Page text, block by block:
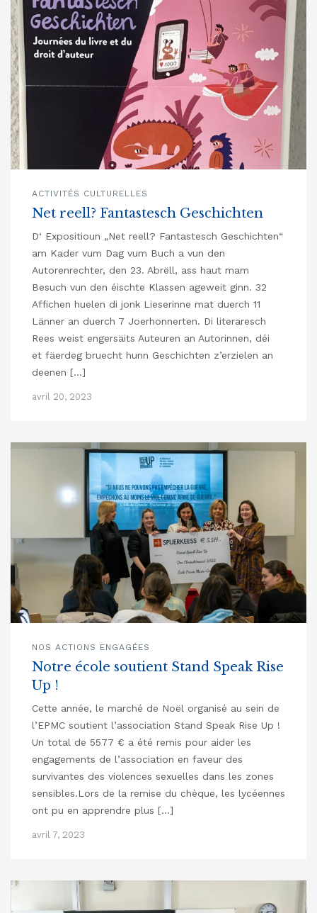
ACTIVITÉS CULTURELLES
Net reell? Fantastesch Geschichten
D‘ Expositioun „Net reell? Fantastesch Geschichten“
am Kader vum Dag vum Buch a vun den
Autorenrechter, den 23. Abrëll, ass haut mam
Besuch vun den éischte Klassen ageweit ginn. 32
Affichen huelen di jonk Lieserinne mat duerch 11
Länner an duerch 7 Joerhonnerten. Di literaresch
Rees weist engersäits Auteuren an Autorinnen, déi
et fäerdeg bruecht hunn Geschichten z’erzielen an
deenen […]
avril 20, 2023
NOS ACTIONS ENGAGÉES
Notre école soutient Stand Speak Rise
Up !
Cette année, le marché de Noël organisé au sein de
l’EPMC soutient l’association Stand Speak Rise Up !
Un total de 5577 € a été remis pour aider les
engagements de l’association en faveur des
survivantes des violences sexuelles dans les zones
sensibles.Lors de la remise du chèque, les lycéennes
ont pu en apprendre plus […]
avril 7, 2023